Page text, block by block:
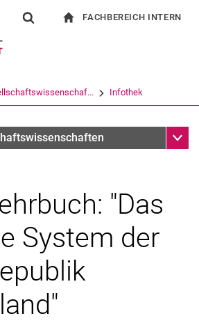
Springe direkt zu: Inhalt
Springe direkt zu: Suche
Springe direkt zu:
Suchen (öffnet externen Link in einem
FACHBEREICH INTERN
Infothek
"Das
System der